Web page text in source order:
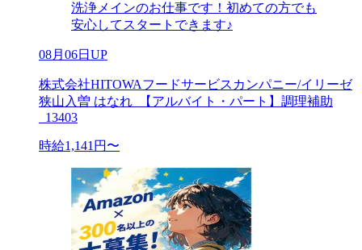
洗浄メインのお仕事です！初めての方でも
安心してスタートできます♪
08月06日UP
株式会社HITOWAフードサービスカンパニー/イリーゼ
狭山入曽 はなれ_【アルバイト・パート】調理補助
_13403
時給1,141円〜